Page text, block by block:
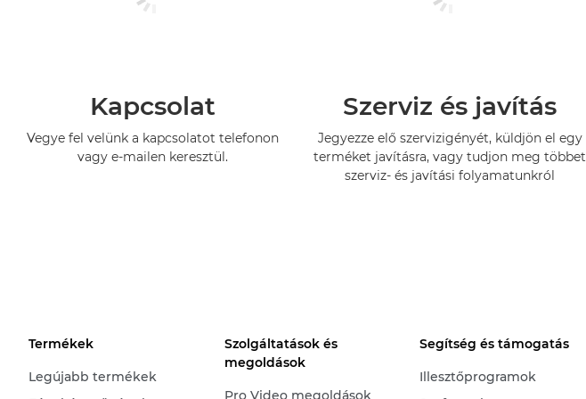
Kapcsolat
Vegye fel velünk a kapcsolatot telefonon
vagy e-mailen keresztül.
Szerviz és javítás
Jegyezze elő szervizigényét, küldjön el egy
terméket javításra, vagy tudjon meg többet
szerviz- és javítási folyamatunkról
Termékek
Legújabb termékek
Szolgáltatások és
megoldások
Pro Video megoldások
Segítség és támogatás
Illesztőprogramok